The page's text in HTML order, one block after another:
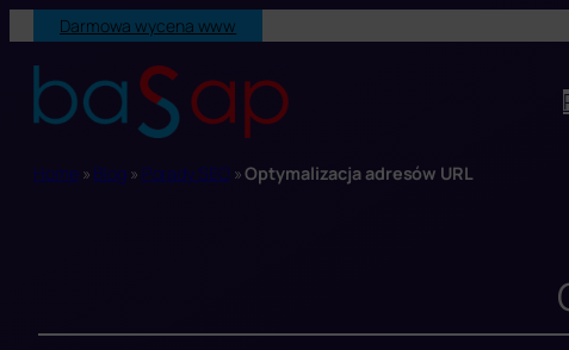
Przejdź
treści
Darmowa wycena www
Home» Blog» Porady SEO»Optymalizacja adresów URL